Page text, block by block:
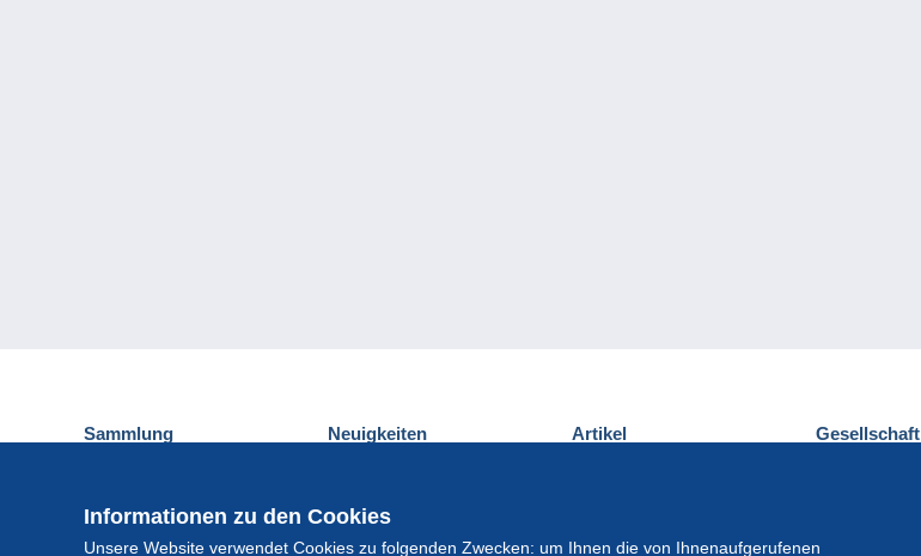
Informationen zu den Cookies
Unsere Website verwendet Cookies zu folgenden Zwecken: um Ihnen die von Ihnenaufgerufenen
Sammlung
Münzen und Banknoten
Neuigkeiten Artikel Gesellschaft